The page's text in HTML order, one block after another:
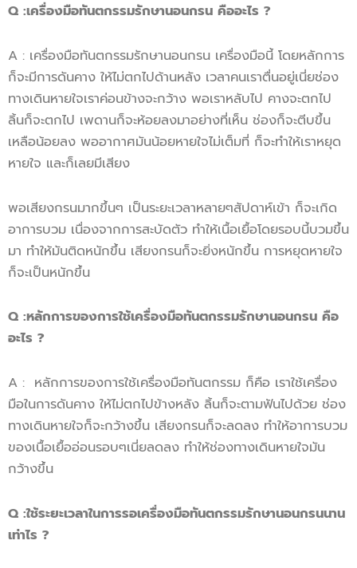
Q :เครื่องมือทันตกรรมรักษานอนกรน คืออะไร ?
A : เครื่องมือทันตกรรมรักษานอนกรน เครื่องมือนี้ โดยหลักการ
ก็จะมีการดันคาง ให้ไม่ตกไปด้านหลัง เวลาคนเราตื่นอยู่เนี่ยช่อง
ทางเดินหายใจเราค่อนข้างจะกว้าง พอเราหลับไป คางจะตกไป
ลิ้นก็จะตกไป เพดานก็จะห้อยลงมาอย่างที่เห็น ช่องก็จะตีบขึ้น
เหลือน้อยลง พออากาศมันน้อยหายใจไม่เต็มที่ ก็จะทำให้เราหยุด
หายใจ และก็เลยมีเสียง
พอเสียงกรนมากขึ้นๆ เป็นระยะเวลาหลายๆสัปดาห์เข้า ก็จะเกิด
อาการบวม เนื่องจากการสะบัดตัว ทำให้เนื้อเยื้อโดยรอบนี้บวมขึ้น
มา ทำให้มันติดหนักขึ้น เสียงกรนก็จะยิ่งหนักขึ้น การหยุดหายใจ
ก็จะเป็นหนักขึ้น
Q :หลักการของการใช้เครื่องมือทันตกรรมรักษานอนกรน คือ
อะไร ?
A : หลักการของการใช้เครื่องมือทันตกรรม ก็คือ เราใช้เครื่อง
มือในการดันคาง ให้ไม่ตกไปข้างหลัง ลิ้นก็จะตามฟันไปด้วย ช่อง
ทางเดินหายใจก็จะกว้างขึ้น เสียงกรนก็จะลดลง ทำให้อาการบวม
ของเนื้อเยื้ออ่อนรอบๆเนี่ยลดลง ทำให้ช่องทางเดินหายใจมัน
กว้างขึ้น
Q :ใช้ระยะเวลาในการรอเครื่องมือทันตกรรมรักษานอนกรนนาน
เท่าไร ?